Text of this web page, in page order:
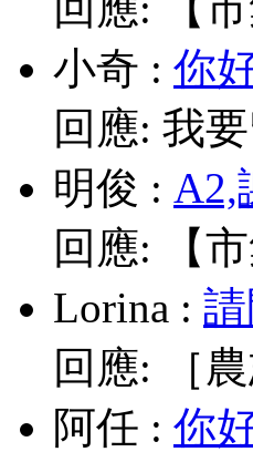
小奇 : 你
回應: 我
明俊 : A2,
回應:
【
Lorina :
回應:
［
阿任 : 你